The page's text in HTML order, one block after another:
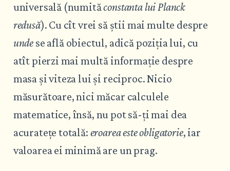
universală (numităconstanta lui Planck
redusă). Cu cît vrei să știi mai multe despre
unde se află obiectul, adică poziția lui, cu
atît pierzi mai multă informație despre
masa și viteza lui și reciproc. Nicio
măsurătoare, nici măcar calculele
matematice, însă, nu pot să-ți mai dea
acuratețe totală: eroarea este obligatorie, iar
valoarea ei minimă are un prag.